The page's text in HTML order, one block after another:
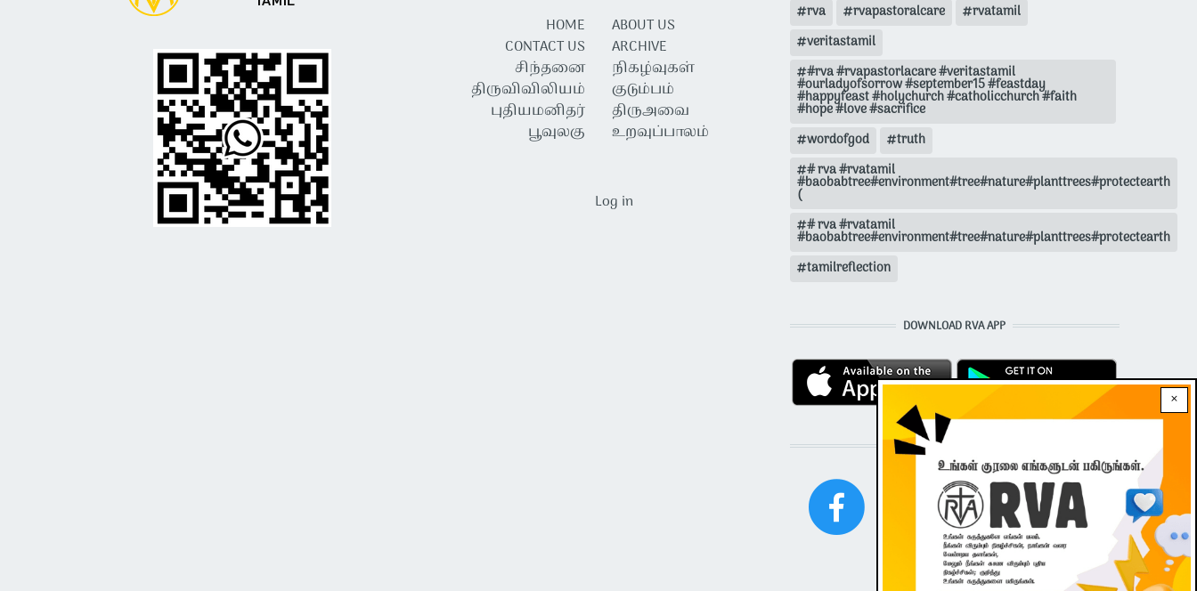
×
HOME
CONTACT US
சிந்தனை
திருவிவிலியம்
புதியமனிதர்
பூவுலகு
ABOUT US
ARCHIVE
நிகழ்வுகள்
குடும்பம்
திருஅவை
உறவுப்பாலம்
Log in
rva rvapastoralcare
rvatamil
veritastamil
#rva #rvapastorlacare #veritastamil
#ourladyofsorrow #september15 #feastday
#happyfeast #holychurch #catholicchurch #faith
#hope #love #sacrifice
wordofgod
truth
# rva #rvatamil
#baobabtree#environment#tree#nature#planttrees#protectearth
(
# rva #rvatamil
#baobabtree#environment#tree#nature#planttrees#protectearth
tamilreflection
DOWNLOAD RVA APP
STAY CONNECTED WITH US!